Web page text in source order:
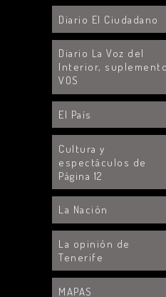
Diario El Ciudadano
Diario La Voz del
Interior,
VOS
El País
Cultura y
espectáculos de
Página 12
La Nación
La opinión de
Tenerife
MAPAS